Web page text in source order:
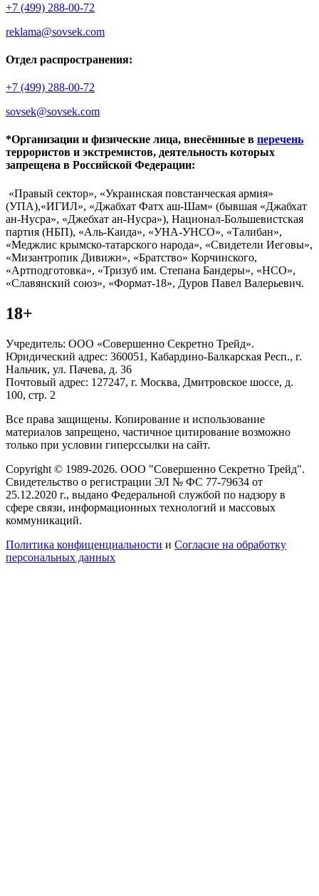
+7 (499) 288-00-72
reklama@sovsek.com
Отдел распространения:
+7 (499) 288-00-72
sovsek@sovsek.com
*Организации и физические лица, внесённные в перечень
террористов и экстремистов, деятельность которых
запрещена в Российской Федерации:
«Правый сектор», «Украинская повстанческая армия»
(УПА),«ИГИЛ», «Джабхат Фатх аш-Шам» (бывшая «Джабхат
ан-Нусра», «Джебхат ан-Нусра»), Национал-Большевистская
партия (НБП), «Аль-Каида», «УНА-УНСО», «Талибан»,
«Меджлис крымско-татарского народа», «Свидетели Иеговы»,
«Мизантропик Дивижн», «Братство» Корчинского,
«Артподготовка», «Тризуб им. Степана Бандеры», «НСО»,
«Славянский союз», «Формат-18», Дуров Павел Валерьевич.
18+
Учредитель: ООО «Совершенно Секретно Трейд».
Юридический адрес: 360051, Кабардино-Балкарская Респ., г.
Нальчик, ул. Пачева, д. 36
Почтовый адрес: 127247, г. Москва, Дмитровское шоссе, д.
100, стр. 2
Все права защищены. Копирование и использование
материалов запрещено, частичное цитирование возможно
только при условии гиперссылки на сайт.
Copyright © 1989-2026. ООО "Совершенно Секретно Трейд".
Свидетельство о регистрации ЭЛ № ФС 77-79634 от
25.12.2020 г., выдано Федеральной службой по надзору в
сфере связи, информационных технологий и массовых
коммуникаций.
Политика конфиценциальности и Согласие на обработку
персональных данных